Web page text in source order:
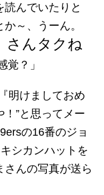
んでいたりと
～、うーん。
さんタクね
覚？」
明けましておめ
”と思ってメー
の16番のジョ
シカンハットを
さんの写真が送ら